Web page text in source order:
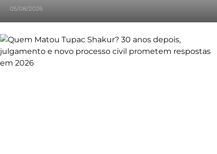
05/08/2026